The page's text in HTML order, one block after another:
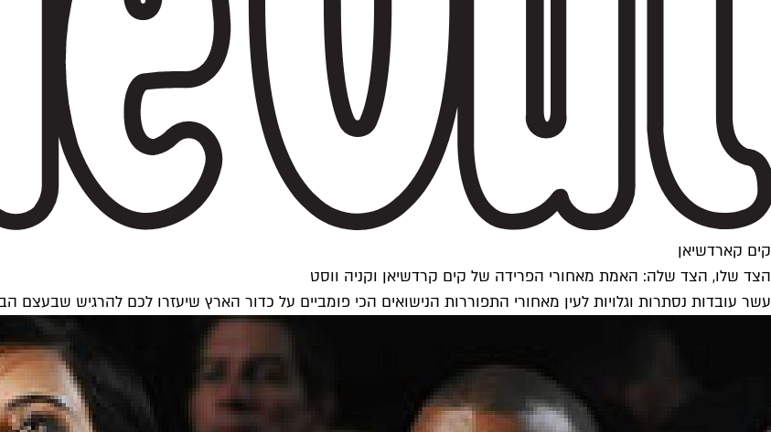
קים קארדשיאן
הצד שלו, הצד שלה: האמת מאחורי הפרידה של קים קרדשיאן וקניה ווסט
עשר עובדות נסתרות וגלויות לעין מאחורי התפוררות הנישואים הכי פומביים על כדור הארץ שיעזרו לכם להרגיש שבעצם